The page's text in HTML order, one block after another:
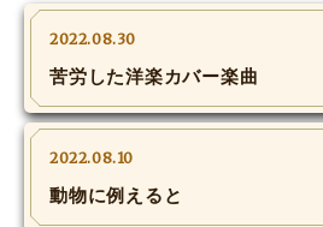
2022.08.30
苦労した洋楽カバー楽曲
2022.08.10
動物に例えると
SHIHO’s VOICE
We Spy!
SPECIAL
#Throwback